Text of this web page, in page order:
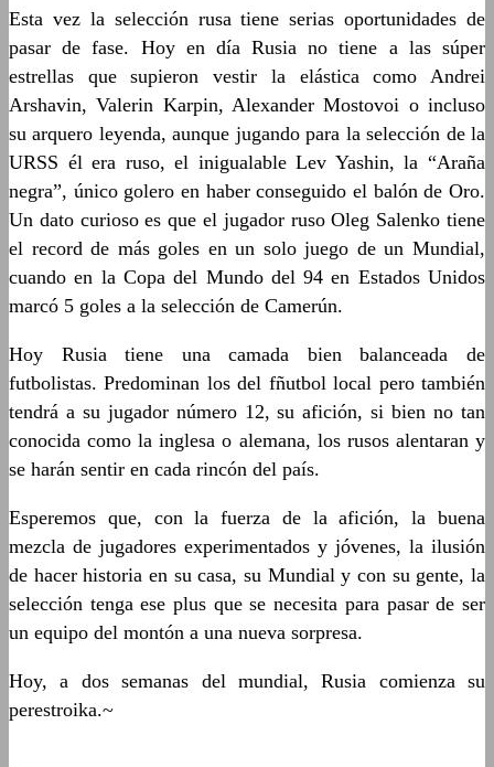
Esta vez la selección rusa tiene serias oportunidades de
pasar de fase. Hoy en día Rusia no tiene a las súper
estrellas que supieron vestir la elástica como Andrei
Arshavin, Valerin Karpin, Alexander Mostovoi o incluso
su arquero leyenda, aunque jugando para la selección de la
URSS él era ruso, el inigualable Lev Yashin, la “Araña
negra”, único golero en haber conseguido el balón de Oro.
Un dato curioso es que el jugador ruso Oleg Salenko tiene
el record de más goles en un solo juego de un Mundial,
cuando en la Copa del Mundo del 94 en Estados Unidos
marcó 5 goles a la selección de Camerún.
Hoy Rusia tiene una camada bien balanceada de
futbolistas. Predominan los del fñutbol local pero también
tendrá a su jugador número 12, su afición, si bien no tan
conocida como la inglesa o alemana, los rusos alentaran y
se harán sentir en cada rincón del país.
Esperemos que, con la fuerza de la afición, la buena
mezcla de jugadores experimentados y jóvenes, la ilusión
de hacer historia en su casa, su Mundial y con su gente, la
selección tenga ese plus que se necesita para pasar de ser
un equipo del montón a una nueva sorpresa.
Hoy, a dos semanas del mundial, Rusia comienza su
perestroika.~